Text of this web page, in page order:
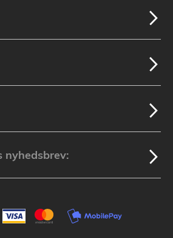
nyhedsbrev: